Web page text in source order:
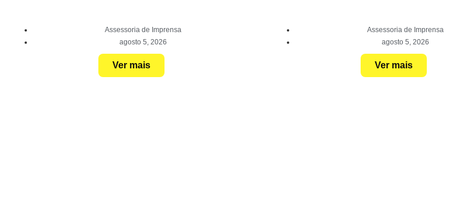
Assessoria de Imprensa
agosto 5, 2026
Ver mais
Assessoria de Imprensa
agosto 5, 2026
Ver mais